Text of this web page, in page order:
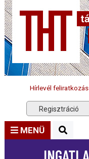
Hírlevél feliratkozás
Regisztráció
MENÜ